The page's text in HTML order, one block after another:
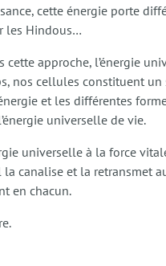
cette énergie porte
les Hindous…
cette approche, l’énergie
nos cellules constituent un
et les différentes
universelle de vie.
universelle à la force
canalise et la retransmet
en chacun.